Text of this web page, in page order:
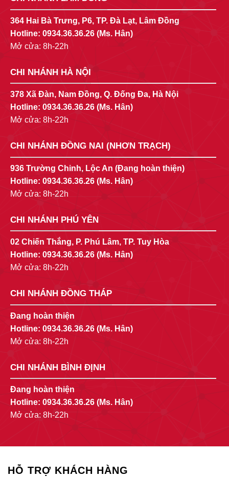
364 Hai Bà Trưng, P6, TP. Đà Lạt, Lâm Đồng
Hotline: 0934.36.36.26 (Ms. Hân)
Mở cửa: 8h-22h
CHI NHÁNH HÀ NỘI
378 Xã Đàn, Nam Đồng, Q. Đống Đa, Hà Nội
Hotline: 0934.36.36.26 (Ms. Hân)
Mở cửa: 8h-22h
CHI NHÁNH ĐỒNG NAI (NHƠN TRẠCH)
936 Trường Chinh, Lộc An (Đang hoàn thiện)
Hotline: 0934.36.36.26 (Ms. Hân)
Mở cửa: 8h-22h
CHI NHÁNH PHÚ YÊN
02 Chiến Thắng, P. Phú Lâm, TP. Tuy Hòa
Hotline: 0934.36.36.26 (Ms. Hân)
Mở cửa: 8h-22h
CHI NHÁNH ĐỒNG THÁP
Đang hoàn thiện
Hotline: 0934.36.36.26 (Ms. Hân)
Mở cửa: 8h-22h
CHI NHÁNH BÌNH ĐỊNH
Đang hoàn thiện
Hotline: 0934.36.36.26 (Ms. Hân)
Mở cửa: 8h-22h
HỖ TRỢ KHÁCH HÀNG